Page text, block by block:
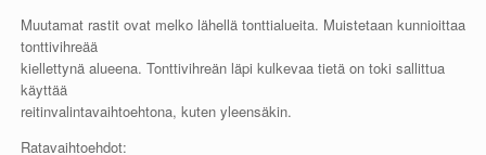
Muutamat rastit ovat melko lähellä tonttialueita. Muistetaan kunnioittaa
tonttivihreää
kiellettynä alueena. Tonttivihreän läpi kulkevaa tietä on toki sallittua
käyttää
reitinvalintavaihtoehtona, kuten yleensäkin.
Ratavaihtoehdot: